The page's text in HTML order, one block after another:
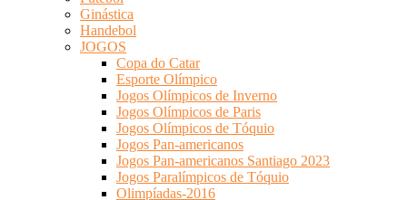
Ginástica
Handebol
JOGOS
Copa do Catar
Esporte Olímpico
Jogos Olímpicos de Inverno
Jogos Olímpicos de Paris
Jogos Olímpicos de Tóquio
Jogos Pan-americanos
Jogos Pan-americanos Santiago 2023
Jogos Paralímpicos de Tóquio
Olimpíadas-2016